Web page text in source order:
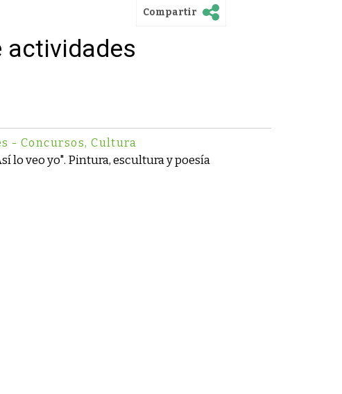
Compartir
actividades
- Concursos, Cultura
lo veo yo". Pintura, escultura y poesía